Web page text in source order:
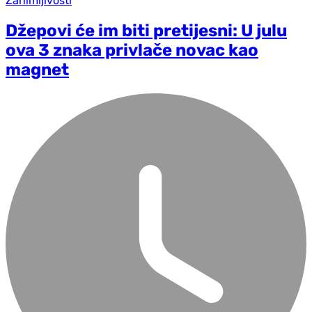
Džepovi će im biti pretijesni: U julu
ova 3 znaka privlače novac kao
magnet